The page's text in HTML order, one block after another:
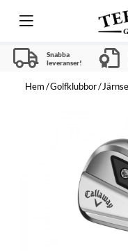
Snabba
leveranser!
Hem Golfklubbor